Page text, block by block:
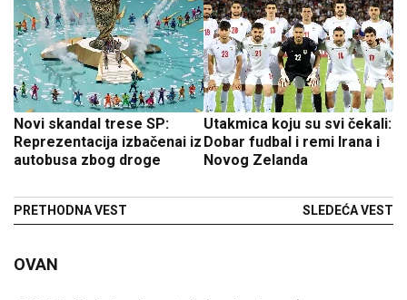
Novi skandal trese SP:
Reprezentacija izbačenai iz
autobusa zbog droge
PRETHODNA VEST
Utakmica koju su svi čekali:
Dobar fudbal i remi Irana i
Novog Zelanda
SLEDEĆA VEST
OVAN